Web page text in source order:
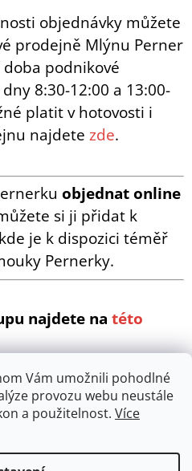
Vám umožnili pohodlné
provozu webu neustále
a použitelnost. Více
objednávky můžete
prodejně Mlýnu Perner
doba podnikové
8:30-12:00 a 13:00-
platit v hotovosti i
najdete zde.
objednat online
si ji přidat k
je k dispozici téměř
Pernerky.
najdete na této